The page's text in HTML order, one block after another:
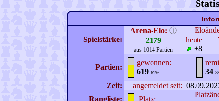
Spielstärke:
Arena-Elo: ⓘ
2179
aus 1014 Partien
heute
+8
Partien:
gewonnen:
619 61%
34
Zeit: angemeldet seit:
Rangliste:
Platz: